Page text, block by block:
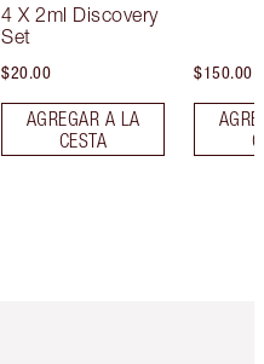
4 X 2ml Discovery
Set
$20.00
AGREGAR A LA
CESTA
$150.00